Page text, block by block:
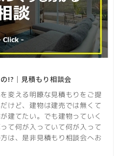
!?｜見積もり相談会
変える明瞭な見積もりをご提
けど、建物は建売では無くて
建てたい。でも建物っていく
て何が入っていて何が入って
は、是非見積もり相談会へお